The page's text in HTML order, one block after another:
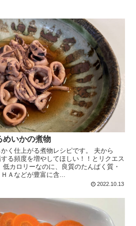
めいかの煮物
く仕上がる煮物レシピです。 夫から
る頻度を増やしてほしい！！とリクエス
低カロリーなのに、良質のたんぱく質・
Ａなどが豊富に含...
2022.10.13